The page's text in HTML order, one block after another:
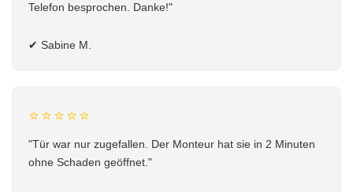
Telefon besprochen. Danke!"
✔ Sabine M.
⭐⭐⭐⭐⭐
"Tür war nur zugefallen. Der Monteur hat sie in 2 Minuten
ohne Schaden geöffnet."